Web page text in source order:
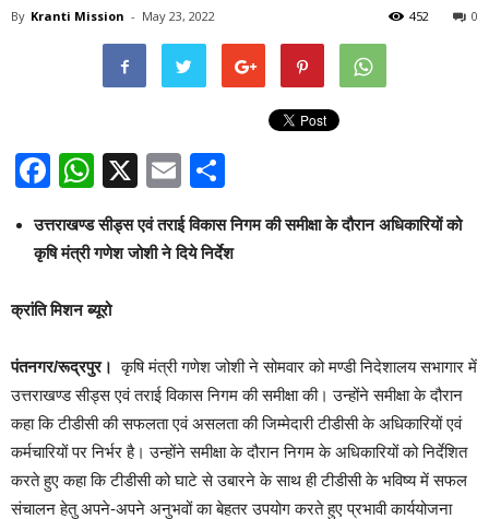
By Kranti Mission - May 23, 2022 0
452
Facebook
WhatsApp
X Email
उत्तराखण्ड सीड्स एवं तराई विकास निगम की समीक्षा के दौरान अधिकारियों को
कृषि मंत्री गणेश जोशी ने दिये निर्देश
क्रांति मिशन ब्यूरो
पंतनगर/रूद्रपुर। कृषि मंत्री गणेश जोशी ने सोमवार को मण्डी निदेशालय सभागार में
उत्तराखण्ड सीड्स एवं तराई विकास निगम की समीक्षा की। उन्होंने समीक्षा के दौरान
कहा कि टीडीसी की सफलता एवं असलता की जिम्मेदारी टीडीसी के अधिकारियों एवं
कर्मचारियों पर निर्भर है। उन्होंने समीक्षा के दौरान निगम के अधिकारियों को निर्देशित
करते हुए कहा कि टीडीसी को घाटे से उबारने के साथ ही टीडीसी के भविष्य में सफल
संचालन हेतु अपने-अपने अनुभवों का बेहतर उपयोग करते हुए प्रभावी कार्ययोजना